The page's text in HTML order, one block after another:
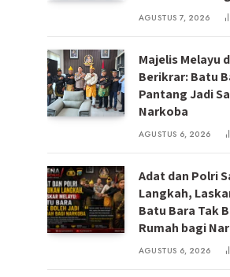
AGUSTUS 7, 2026
Majelis Melayu
Berikrar: Batu
Pantang Jadi
Narkoba
AGUSTUS 6, 2026
Adat dan Polri
Langkah,
Batu Bara Tak
Rumah bagi
AGUSTUS 6, 2026